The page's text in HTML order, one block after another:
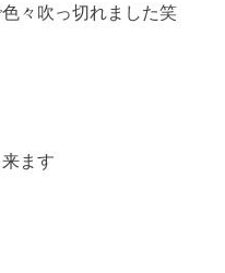
々吹っ切れました笑
ます